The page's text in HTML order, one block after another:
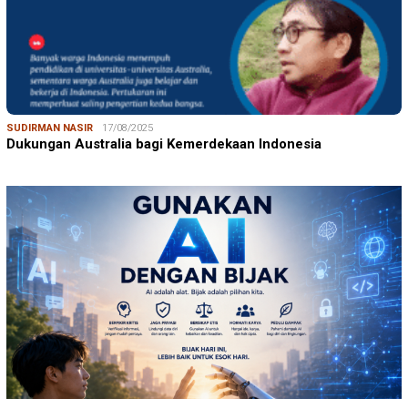
SUDIRMAN NASIR 17/08/2025
Dukungan Australia bagi Kemerdekaan Indonesia